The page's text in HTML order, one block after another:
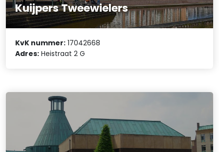
Kuijpers Tweewielers
KvK nummer: 17042668
Adres: Heistraat 2 G